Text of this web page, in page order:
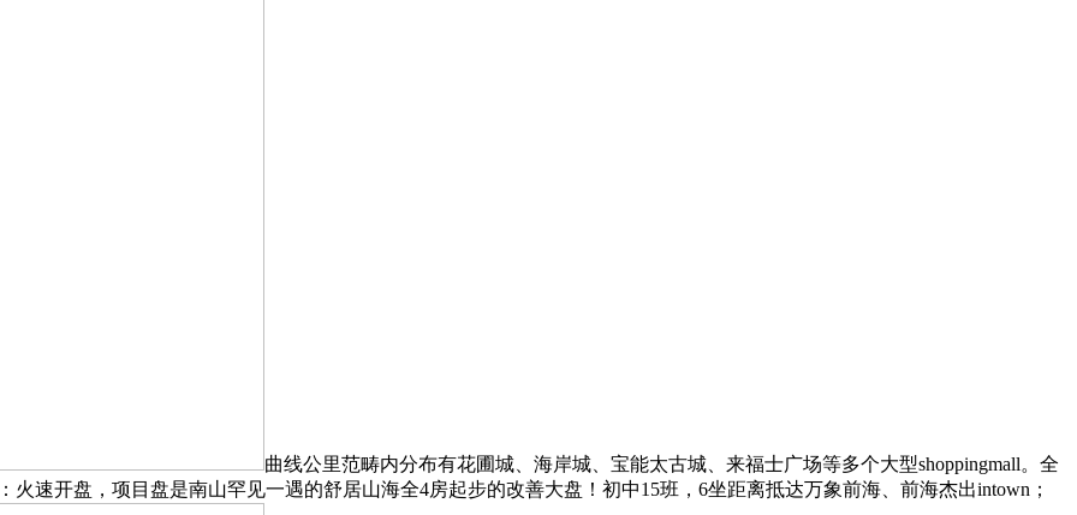
曲线公里范畴内分布有花圃城、海岸城、宝能太古城、来福士广场等多个大型shoppingmall。全
速开盘，项目盘是南山罕见一遇的舒居山海全4房起步的改善大盘！初中15班，6坐距离抵达万象前海、前海杰出intown；